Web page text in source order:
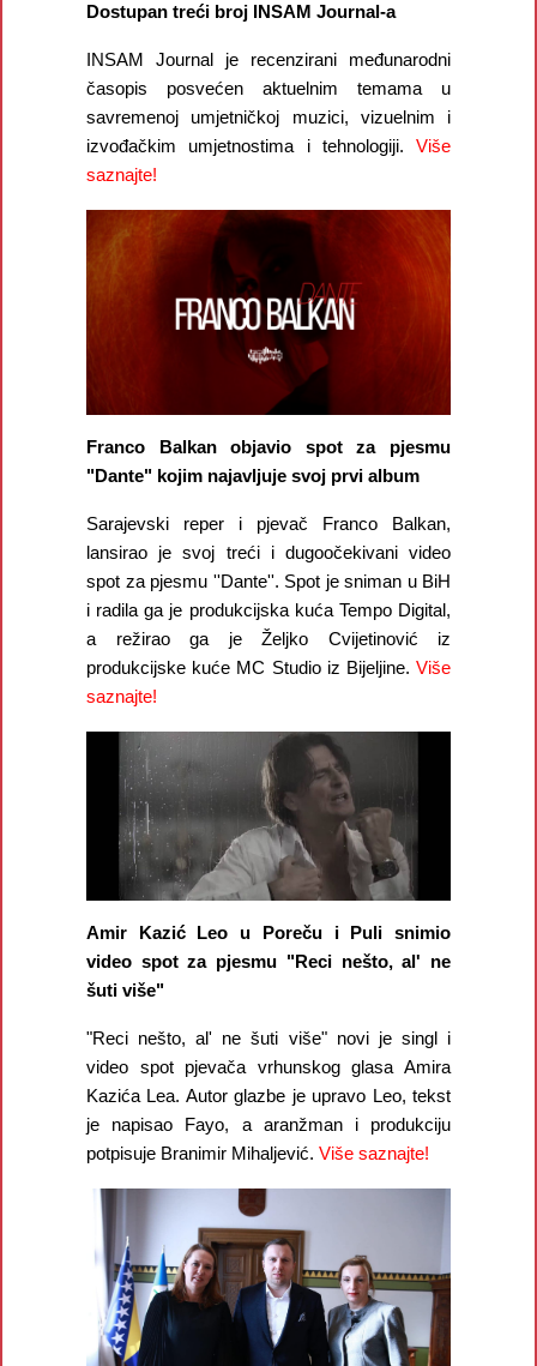
Dostupan treći broj INSAM Journal-a
INSAM Journal je recenzirani međunarodni
časopis posvećen aktuelnim temama u
savremenoj umjetničkoj muzici, vizuelnim i
izvođačkim umjetnostima i tehnologiji. Više
saznajte!
Franco Balkan objavio spot za pjesmu
"Dante" kojim najavljuje svoj prvi album
Sarajevski reper i pjevač Franco Balkan,
lansirao je svoj treći i dugoočekivani video
spot za pjesmu ''Dante''. Spot je sniman u BiH
i radila ga je produkcijska kuća Tempo Digital,
a režirao ga je Željko Cvijetinović iz
produkcijske kuće MC Studio iz Bijeljine. Više
saznajte!
Amir Kazić Leo u Poreču i Puli snimio
video spot za pjesmu "Reci nešto, al' ne
šuti više"
"Reci nešto, al' ne šuti više" novi je singl i
video spot pjevača vrhunskog glasa Amira
Kazića Lea. Autor glazbe je upravo Leo, tekst
je napisao Fayo, a aranžman i produkciju
potpisuje Branimir Mihaljević. Više saznajte!